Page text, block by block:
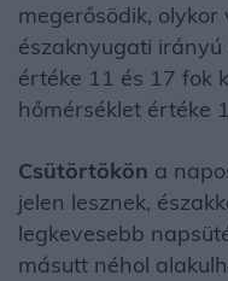
megerősödik,
északnyugati
értéke 11 és 17 fok
hőmérséklet értéke
Csütörtökön a
jelen lesznek,
legkevesebb
másutt néhol